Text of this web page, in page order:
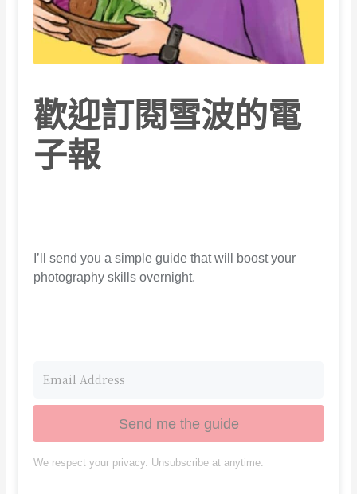
歡迎訂閱雪波的電
子報
I’ll send you a simple guide that will boost your
photography skills overnight.
Send me the guide
We respect your privacy. Unsubscribe at anytime.